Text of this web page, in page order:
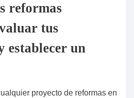
reformas
tus
establecer un
proyecto de reformas en